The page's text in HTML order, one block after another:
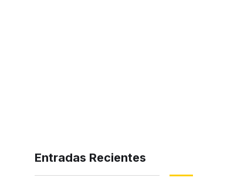
Entradas Recientes